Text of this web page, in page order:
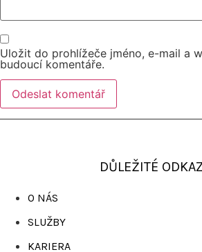
Uložit do prohlížeče jméno, e-mail a
budoucí komentáře.
DŮLEŽITÉ
O NÁS
SLUŽBY
KARIERA